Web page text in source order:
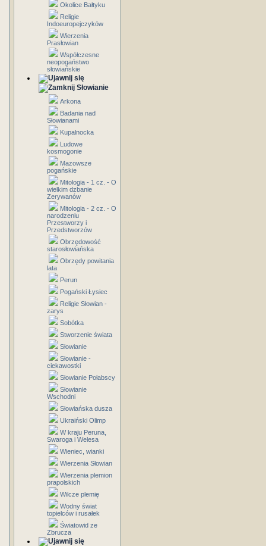
Okolice Bałtyku
Religie
Indoeuropejczyków
Wierzenia
Prasłowian
Współczesne
neopogaństwo
słowiańskie
Słowianie
Arkona
Badania nad
Słowianami
Kupalnocka
Ludowe
kosmogonie
Mazowsze
pogańskie
Mitologia - 1 cz. - O
wielkim dzbanie
Zerywanów
Mitologia - 2 cz. - O
narodzeniu
Przestworzy i
Przedstworzów
Obrzędowość
starosłowiańska
Obrzędy powitania
lata
Perun
Pogański Łysiec
Religie Słowian -
zarys
Sobótka
Stworzenie świata
Słowianie
Słowianie -
ciekawostki
Słowianie Połabscy
Słowianie
Wschodni
Słowiańska dusza
Ukraiński Olimp
W kraju Peruna,
Swaroga i Welesa
Wieniec, wianki
Wierzenia Słowian
Wierzenia plemion
prapolskich
Wilcze plemię
Wodny świat
topielców i rusałek
Światowid ze
Zbrucza